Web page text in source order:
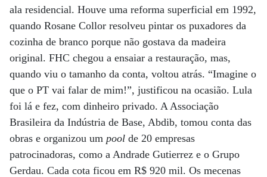
ala residencial. Houve uma reforma superficial em 1992,
quando Rosane Collor resolveu pintar os puxadores da
cozinha de branco porque não gostava da madeira
original. FHC chegou a ensaiar a restauração, mas,
quando viu o tamanho da conta, voltou atrás. “Imagine o
que o PT vai falar de mim!”, justificou na ocasião. Lula
foi lá e fez, com dinheiro privado. A Associação
Brasileira da Indústria de Base, Abdib, tomou conta das
obras e organizou um pool de 20 empresas
patrocinadoras, como a Andrade Gutierrez e o Grupo
Gerdau. Cada cota ficou em R$ 920 mil. Os mecenas